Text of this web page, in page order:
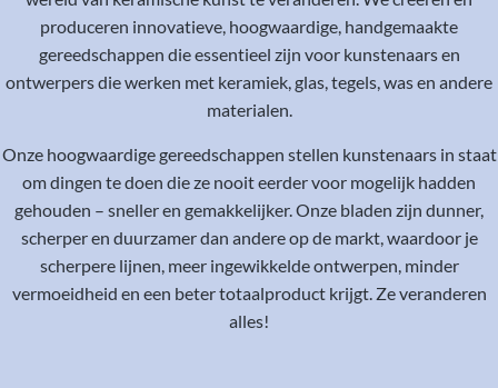
produceren innovatieve, hoogwaardige, handgemaakte
gereedschappen die essentieel zijn voor kunstenaars en
ontwerpers die werken met keramiek, glas, tegels, was en andere
materialen.
Onze hoogwaardige gereedschappen stellen kunstenaars in staat
om dingen te doen die ze nooit eerder voor mogelijk hadden
gehouden – sneller en gemakkelijker. Onze bladen zijn dunner,
scherper en duurzamer dan andere op de markt, waardoor je
scherpere lijnen, meer ingewikkelde ontwerpen, minder
vermoeidheid en een beter totaalproduct krijgt. Ze veranderen
alles!